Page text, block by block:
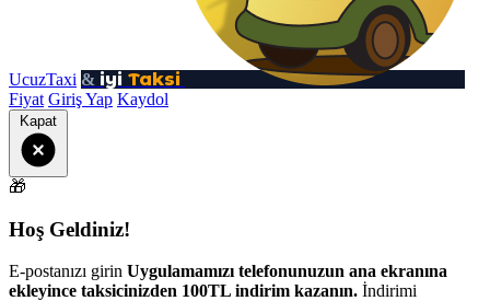
UcuzTaxi & iyi Taksi
Fiyat Giriş Yap Kaydol
Kapat
🎁
Hoş Geldiniz!
E-postanızı girin Uygulamamızı telefonunuzun ana ekranına
ekleyince taksicinizden 100TL indirim kazanın. İndirimi